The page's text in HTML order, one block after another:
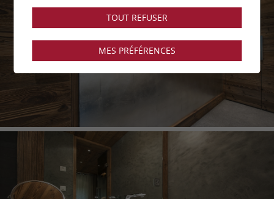
TOUT REFUSER
MES PRÉFÉRENCES